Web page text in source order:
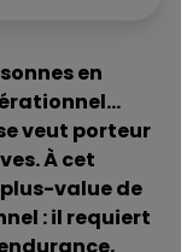
en
veut porteur
À cet
value de
: il requiert